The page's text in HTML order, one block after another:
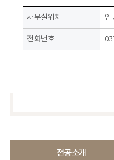
사무실위치,전화번호
사무실위치 인
전화번호
전공소개